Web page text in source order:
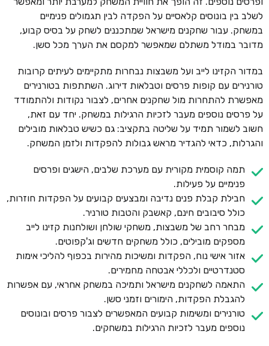
לשלב בין בונוסים קלאסיים על הפקדה לבין תגמולים פנימיים
במשחק. עבור שחקנים מישראל שמתכננים לשחק על בסיס קבוע,
מדובר במודל משתלם שמאפשר למקסם את הערך מכל סשן.
במדור הקזינו לייב ועל משבצות נבחרות מתקיימים לעיתים קרובות
טורנירים עם קופות פרסים וטבלאות דירוג. השתתפות בטורנירים
מאפשרת להתחרות מול שחקנים אחרים, לצבור נקודות ולהתמודד
על פרסים נוספים מעבר לזכיות הרגילות במשחק. יחד עם זאת,
חשוב לשמור תמיד על שליטה בתקציב: גם כשיש טבלאות מובילים
והגרלות, כדאי להגדיר מראש גבולות להפקדות ולזמן המשחק.
תמה קוסמית מקורית עם מערכת שלבים, הישגים ופרסים
פנימיים על פעילות.
חבילת קבלת פנים נדיבה ומבצעים קבועים על הפקדות חוזרות,
כולל סיבובים חינם, קאשבק והטבות טורניר.
מבחר רחב של משבצות, משחקי שולחן ושולחנות קזינו לייב
מספקים מובילים, כולל משחקים חדשים וג'קפוטים.
אזור אישי נוח, הפקדות ומשיכות מהירות בכפוף להליכי אימות
סטנדרטיים ולכללי אבטחה מחמירים.
התאמה לשחקנים מישראל ותמיכה במשחק אחראי, עם אפשרות
להגבלת הפקדות, הימורים וזמני סשן.
טורנירים ומשימות קבועים המאפשרים לצבור פרסים ובונוסים
נוספים מעבר לזכיות הרגילות במשחקים.